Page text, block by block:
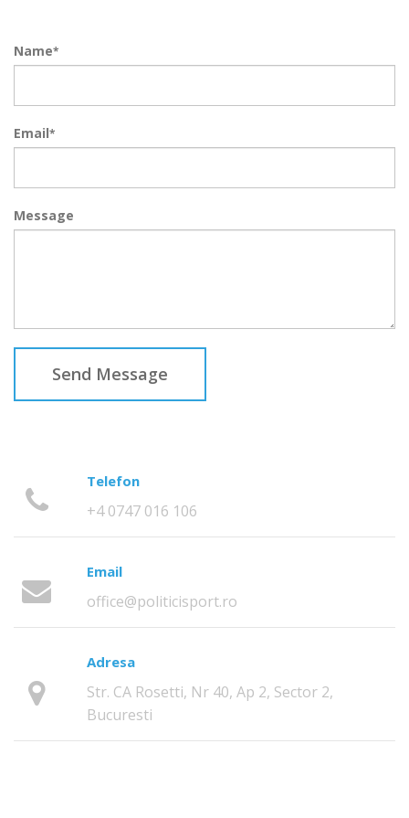
Name*
Email*
Message
Send Message
Telefon
+4 0747 016 106
Email
office@politicisport.ro
Adresa
Str. CA Rosetti, Nr 40, Ap 2, Sector 2,
Bucuresti